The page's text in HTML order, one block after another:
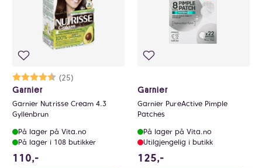
Karakter:
(25)
4.2 av 5 mulige
Garnier
Garnier Nutrisse Cream 4.3
Gyllenbrun
På lager på Vita.no
På lager i 108 butikker
110,-
Garnier
Garnier PureActive Pimple
Patches
På lager på Vita.no
Utilgjengelig i butikk
125,-